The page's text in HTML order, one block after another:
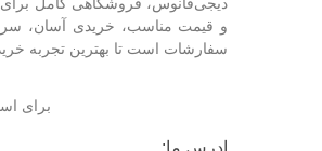
و قیمت مناسب، خریدی آسان،
سفارشات است تا بهترین تجربه خرید
برای
ادرس ما: